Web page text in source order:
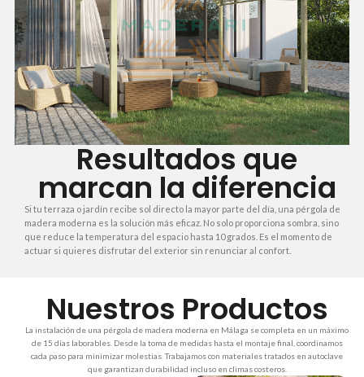
Resultados que
marcan la diferencia
Si tu terraza o jardín recibe sol directo la mayor parte del día, una pérgola de
madera moderna es la solución más eficaz. No solo proporciona sombra, sino
que reduce la temperatura del espacio hasta 10 grados. Es el momento de
actuar si quieres disfrutar del exterior sin renunciar al confort.
Nuestros Productos
La instalación de una pérgola de madera moderna en Málaga se completa en un máximo
de 15 días laborables. Desde la toma de medidas hasta el montaje final, coordinamos
cada paso para minimizar molestias. Trabajamos con materiales tratados en autoclave
que garantizan durabilidad incluso en climas costeros.